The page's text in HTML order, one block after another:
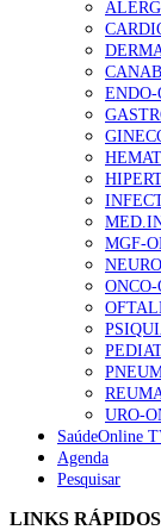
gesto
202
família
167
Quase
84
mama
MGF-
URO-
SaúdeOnline
Agenda
Pesquisar
LINKS RÁPIDOS